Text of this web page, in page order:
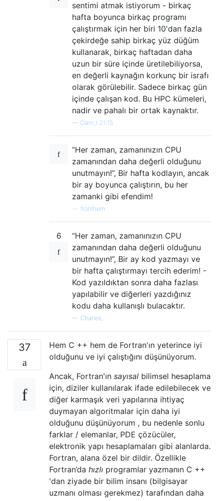
sentimi atmak istiyorum - birkaç
hafta boyunca birkaç programı
çalıştırmak için her biri 10'dan fazla
çekirdeğe sahip birkaç yüz düğüm
kullanarak, birkaç haftadan daha
uzun bir süre içinde üretilebiliyorsa,
en değerli kaynağın korkunç bir israfı
olarak görülebilir. Sadece birkaç gün
içinde çalışan kod. Bu HPC kümeleri,
nadir ve pahalı bir ortak kaynaktır.
— Dani_l 21:15
“Her zaman, zamanınızın CPU
zamanından daha değerli olduğunu
unutmayın!”, Bir hafta kodlayın, ancak
bir ay boyunca çalıştırın, bu her
zamanki gibi efendim!
fronthem
6
“Her zaman, zamanınızın CPU
zamanından daha değerli olduğunu
unutmayın!”, Bir ay kod yazmayı ve
bir hafta çalıştırmayı tercih ederim! -
Kod yazıldıktan sonra daha fazlası
yapılabilir ve diğerleri yazdığınız
kodu daha kullanışlı bulacaktır.
— Charles,
37
Hem C ++ hem de Fortran'ın yeterince iyi
olduğunu ve iyi çalıştığını düşünüyorum.
Ancak, Fortran'ın sayısal bilimsel hesaplama
için, diziler kullanılarak ifade edilebilecek ve
diğer karmaşık veri yapılarına ihtiyaç
duymayan algoritmalar için daha iyi
olduğunu düşünüyorum , bu nedenle sonlu
farklar / elemanlar, PDE çözücüler,
elektronik yapı hesaplamaları gibi alanlarda.
Fortran, alana özel bir dildir. Özellikle
Fortran’da hızlı programlar yazmanın C ++
'dan ziyade bir bilim insanı (bilgisayar
uzmanı olması gerekmez) tarafından daha